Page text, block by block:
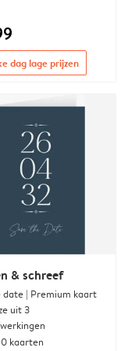
dag lage prijzen
& schreef
date | Premium kaart
uit 3
kaarten